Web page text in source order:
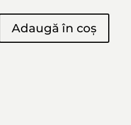
a
este:
40,00 lei.
Adaugă în coș